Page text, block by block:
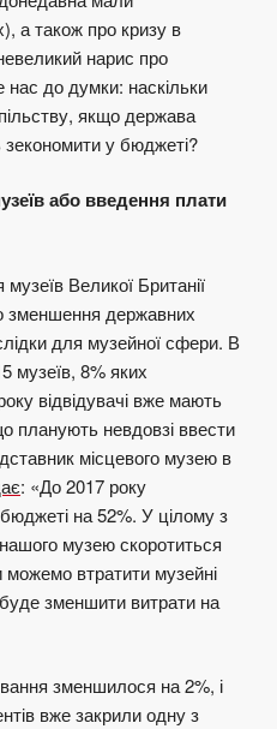
а також про кризу в
нарис про
нас до думки: наскільки
якщо держава
зекономити у бюджеті?
або введення плати
Великої Британії
зменшення державних
для музейної сфери. В
музеїв, 8% яких
відвідувачі вже мають
планують невдовзі ввести
місцевого музею в
: «До 2017 року
на 52%. У цілому з
музею скоротиться
втратити музейні
зменшити витрати на
зменшилося на 2%, і
вже закрили одну з